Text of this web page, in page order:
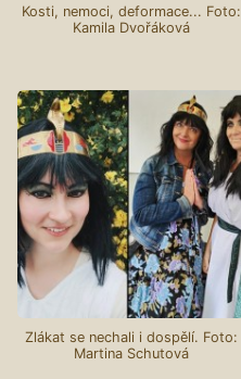
Kosti, nemoci, deformace... Foto:
Kamila Dvořáková
Zlákat se nechali i dospělí. Foto:
Martina Schutová